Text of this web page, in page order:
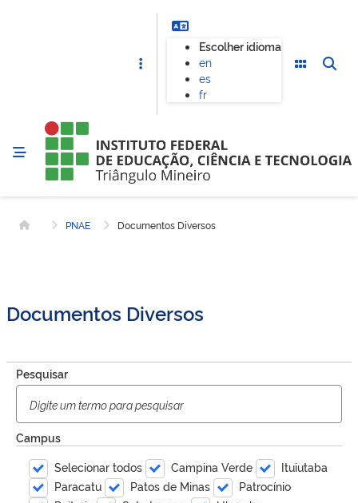
Escolher idioma
en
es
fr
Página inicial
PNAE Documentos Diversos
Documentos Diversos
Pesquisar
Campus
Selecionar todos
Campina Verde
Ituiutaba
Paracatu
Patos de Minas
Patrocínio